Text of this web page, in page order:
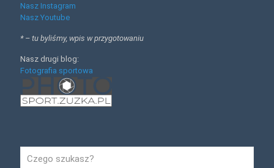
Nasz Instagram
Nasz Youtube
* – tu byliśmy, wpis w przygotowaniu
Nasz drugi blog:
Fotografia sportowa